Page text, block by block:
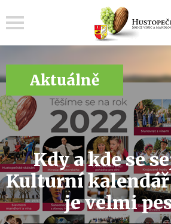
Aktuálně
Kdy a kde se
Kulturní kalendář
je velmi